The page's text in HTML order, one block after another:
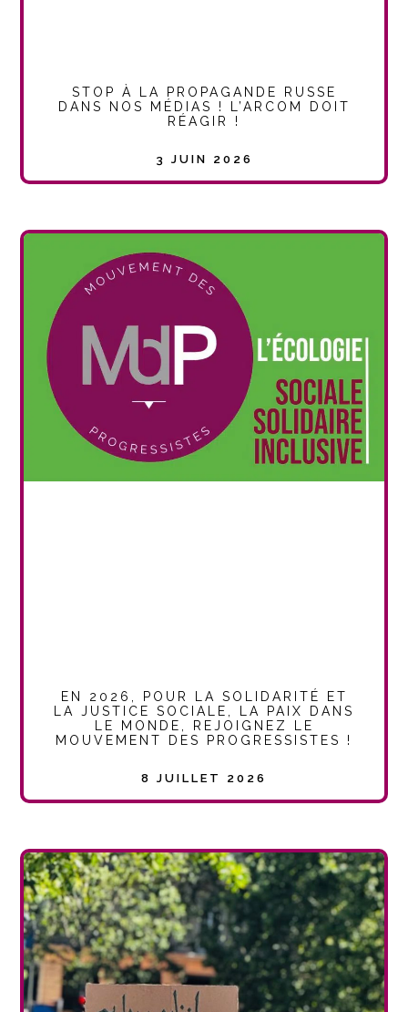
STOP À LA PROPAGANDE RUSSE
DANS NOS MÉDIAS ! L’ARCOM DOIT
RÉAGIR !
3 JUIN 2026
EN 2026, POUR LA SOLIDARITÉ ET
LA JUSTICE SOCIALE, LA PAIX DANS
LE MONDE, REJOIGNEZ LE
MOUVEMENT DES PROGRESSISTES !
8 JUILLET 2026